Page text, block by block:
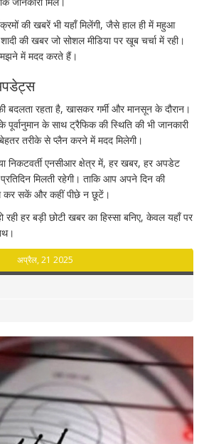
की खबरें भी यहाँ मिलेंगी, जैसे हाल ही में महुआ
की खबर जो सोशल मीडिया पर खूब चर्चा में रही।
में मदद करते हैं।
बदलता रहता है, खासकर गर्मी और मानसून के दौरान।
पूर्वानुमान के साथ ट्रैफिक की स्थिति की भी जानकारी
तरीके से प्लैन करने में मदद मिलेगी।
निकटवर्ती एनसीआर क्षेत्र में, हर खबर, हर अपडेट
मिलती रहेगी। ताकि आप अपने दिन की
कर सकें और कहीं पीछे न छूटें।
रही हर बड़ी छोटी खबर का हिस्सा बनिए, केवल यहाँ पर
अप्रैल, 21 2025